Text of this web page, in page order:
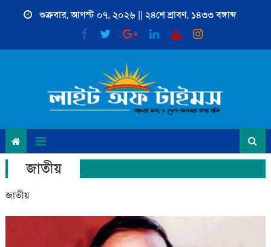
শুক্রবার, আগস্ট ০৭, ২০২৬ || ২৪শে শ্রাবণ, ১৪৩৩ বঙ্গাব্দ
জাতীয়
জাতীয়